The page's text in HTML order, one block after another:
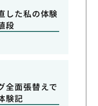
した私の体験
段
全面張替えで
験記